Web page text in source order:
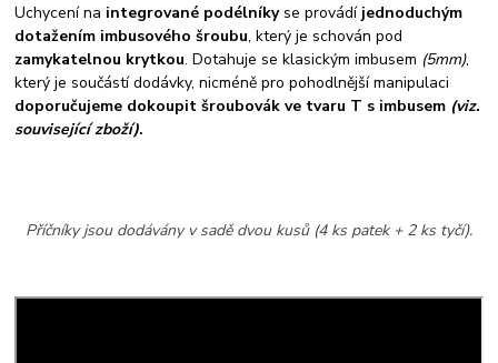
Uchycení na integrované podélníkyse provádí jednoduchým
dotažením imbusového šroubu, který je schován pod
zamykatelnou krytkou. Dotahuje se klasickým imbusem (5mm),
který je součástí dodávky, nicméně pro pohodlnější manipulaci
doporučujeme dokoupit šroubovák ve tvaru T s imbusem (viz.
související zboží).
Příčníky jsou dodávány v sadě dvou kusů (4 ks patek + 2 ks tyčí).